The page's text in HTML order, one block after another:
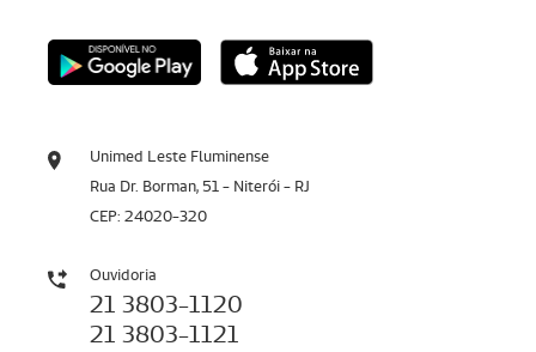
Unimed Leste Fluminense
Rua Dr. Borman, 51 - Niterói - RJ
CEP: 24020-320
Ouvidoria
21 3803-1120
21 3803-1121